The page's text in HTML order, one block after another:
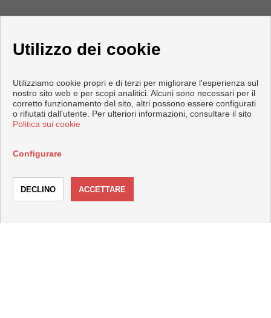
CONTATTARE
CONTATTARE
+34 953515191
Utilizzo dei cookie
Utilizziamo cookie propri e di terzi per migliorare l'esperienza sul
nostro sito web e per scopi analitici. Alcuni sono necessari per il
corretto funzionamento del sito, altri possono essere configurati
o rifiutati dall'utente. Per ulteriori informazioni, consultare il sito
Politica sui cookie
Configurare